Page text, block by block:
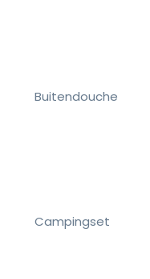
Buitendouche
Campingset